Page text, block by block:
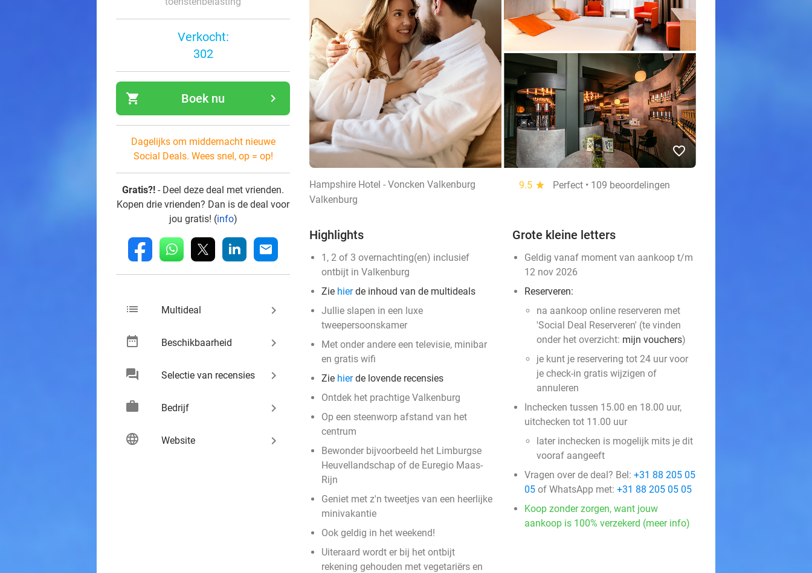
Verkocht:
302
shopping_cart navigate_next
Boek nu
Dagelijks om middernacht nieuwe
Social Deals. Wees snel, op = op!
Gratis?! - Deel deze deal met vrienden.
Kopen drie vrienden? Dan is de deal voor
jou gratis! (info)
fb whatsapp linkedin mail
list Multideal keyboard_arrow_right
date_range Beschikbaarheid keyboard_arrow_right
chat Selectie van recensies keyboard_arrow_right
work Bedrijf keyboard_arrow_right
language Website keyboard_arrow_right
favorite_border
Hampshire Hotel - Voncken Valkenburg 9.5 star
Perfect • 109 beoordelingen
Valkenburg
Highlights
1, 2 of 3 overnachting(en) inclusief
ontbijt in Valkenburg
Zie hierde inhoud van de multideals
Jullie slapen in een luxe
tweepersoonskamer
Met onder andere een televisie, minibar
en gratis wifi
Zie hierde lovende recensies
Ontdek het prachtige Valkenburg
Op een steenworp afstand van het
centrum
Bewonder bijvoorbeeld het Limburgse
Heuvellandschap of de Euregio Maas-
Rijn
Geniet met z'n tweetjes van een heerlijke
minivakantie
Ook geldig in het weekend!
Uiteraard wordt er bij het ontbijt
rekening gehouden met vegetariërs en
Grote kleine letters
Geldig vanaf moment van aankoop t/m
12 nov 2026
Reserveren:
na aankoop online reserveren met
'Social Deal Reserveren' (te vinden
onder het overzicht: mijn vouchers)
je kunt je reservering tot 24 uur voor
je check-in gratis wijzigen of
annuleren
Inchecken tussen 15.00 en 18.00 uur,
uitchecken tot 11.00 uur
later inchecken is mogelijk mits je dit
vooraf aangeeft
Vragen over de deal? Bel: +31 88 205 05
05 of WhatsApp met: +31 88 205 05 05
Koop zonder zorgen, want jouw
aankoop is 100% verzekerd (meer info)